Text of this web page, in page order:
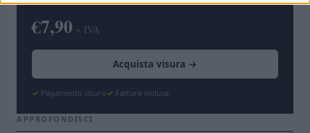
€7,90 + IVA
Acquista visura →
Pagamento sicuro Fattura inclusa
APPROFONDISCI